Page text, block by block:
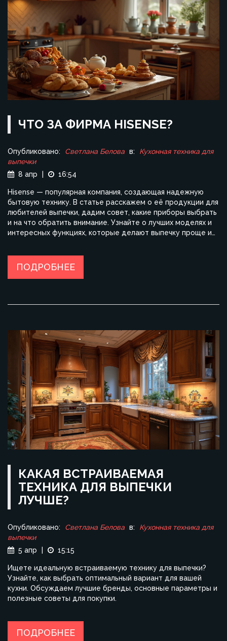
ЧТО ЗА ФИРМА HISENSE?
Опубликовано: Светлана Белова в:
Кухонная техника для
выпечки
8 апр
16:54
Hisense — популярная компания, создающая надежную
бытовую технику. В статье расскажем о её продукции для
любителей выпечки, дадим совет, какие приборы выбрать
и на что обратить внимание. Узнайте о лучших моделях и
интересных функциях, которые делают выпечку проще и
ПОДРОБНЕЕ
КАКАЯ ВСТРАИВАЕМАЯ
ТЕХНИКА ДЛЯ ВЫПЕЧКИ
ЛУЧШЕ?
Опубликовано: Светлана Белова в:
Кухонная техника для
выпечки
5 апр
15:15
Ищете идеальную встраиваемую технику для выпечки?
Узнайте, как выбрать оптимальный вариант для вашей
кухни. Обсуждаем лучшие бренды, основные параметры и
полезные советы для покупки.
ПОДРОБНЕЕ